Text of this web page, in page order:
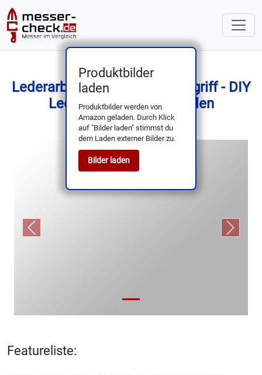
Produktbilder
laden
Produktbilder werden von
Amazon geladen. Durch Klick
auf "Bilder laden" stimmst du
dem Laden externer Bilder zu.
Bilder laden
Lederarbeitsmesser mit Holzgriff - DIY
Lederhandwerk Schneiden
Previous Next
Featureliste: